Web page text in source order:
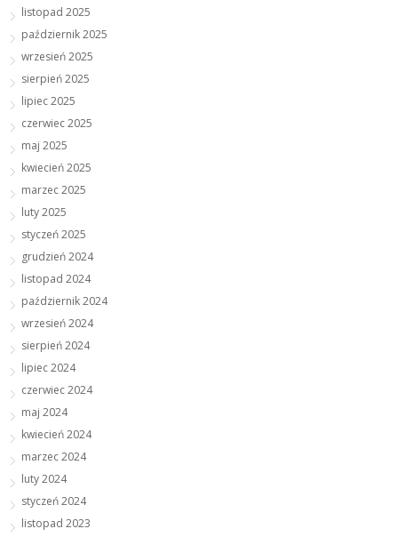
listopad 2025
październik 2025
wrzesień 2025
sierpień 2025
lipiec 2025
czerwiec 2025
maj 2025
kwiecień 2025
marzec 2025
luty 2025
styczeń 2025
grudzień 2024
listopad 2024
październik 2024
wrzesień 2024
sierpień 2024
lipiec 2024
czerwiec 2024
maj 2024
kwiecień 2024
marzec 2024
luty 2024
styczeń 2024
listopad 2023